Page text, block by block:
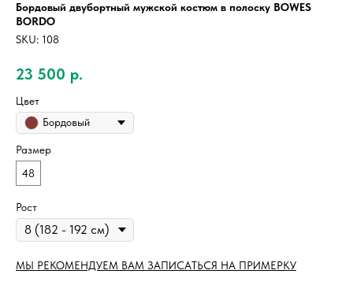
Бордовый двубортный мужской костюм в полоску BOWES
BORDO
SKU: 108
23 500 р.
Цвет
Бордовый
Размер
48
Рост
МЫ РЕКОМЕНДУЕМ ВАМ ЗАПИСАТЬСЯ НА ПРИМЕРКУ